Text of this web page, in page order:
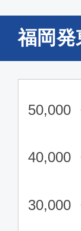
福岡
30,000
40,000
50,000